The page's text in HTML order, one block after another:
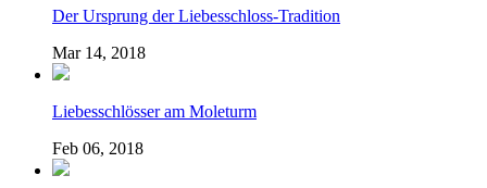
Der Ursprung der Liebesschloss-Tradition
Mar 14, 2018
Liebesschlösser am Moleturm
Feb 06, 2018